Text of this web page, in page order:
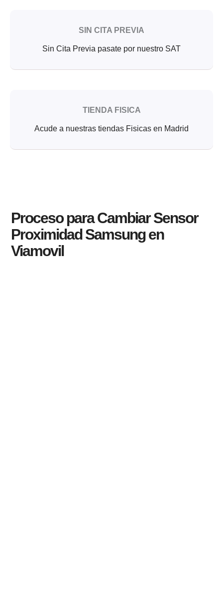
SIN CITA PREVIA
Sin Cita Previa pasate por nuestro SAT
TIENDA FISICA
Acude a nuestras tiendas Fisicas en Madrid
Proceso para Cambiar Sensor
Proximidad Samsung en
Viamovil